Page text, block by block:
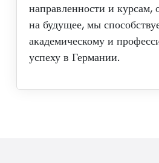
направленности и
на будущее, мы
академическому и
успеху в Германии.